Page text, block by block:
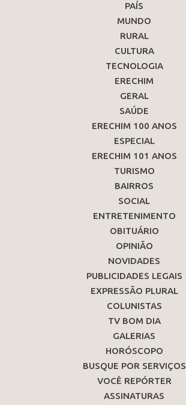
PAÍS
MUNDO
RURAL
CULTURA
TECNOLOGIA
ERECHIM
GERAL
SAÚDE
ERECHIM 100 ANOS
ESPECIAL
ERECHIM 101 ANOS
TURISMO
BAIRROS
SOCIAL
ENTRETENIMENTO
OBITUÁRIO
OPINIÃO
NOVIDADES
PUBLICIDADES LEGAIS
EXPRESSÃO PLURAL
COLUNISTAS
TV BOM DIA
GALERIAS
HORÓSCOPO
BUSQUE POR SERVIÇOS
VOCÊ REPÓRTER
ASSINATURAS